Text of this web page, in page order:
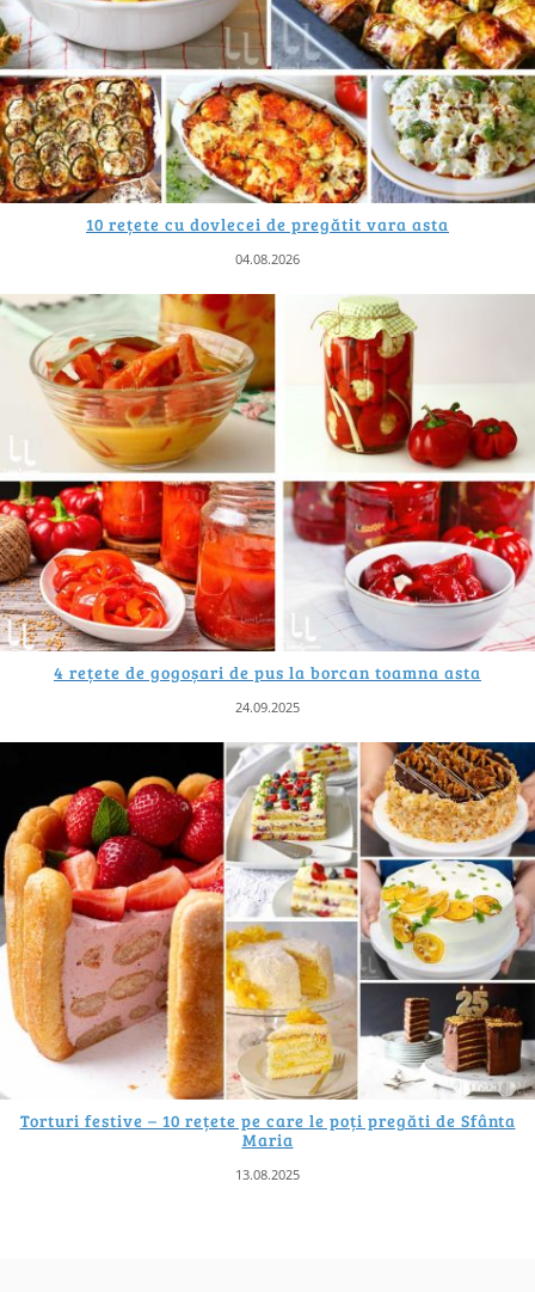
10 rețete cu dovlecei de pregătit vara asta
04.08.2026
4 rețete de gogoșari de pus la borcan toamna asta
24.09.2025
Torturi festive – 10 rețete pe care le poți pregăti de Sfânta
Maria
13.08.2025